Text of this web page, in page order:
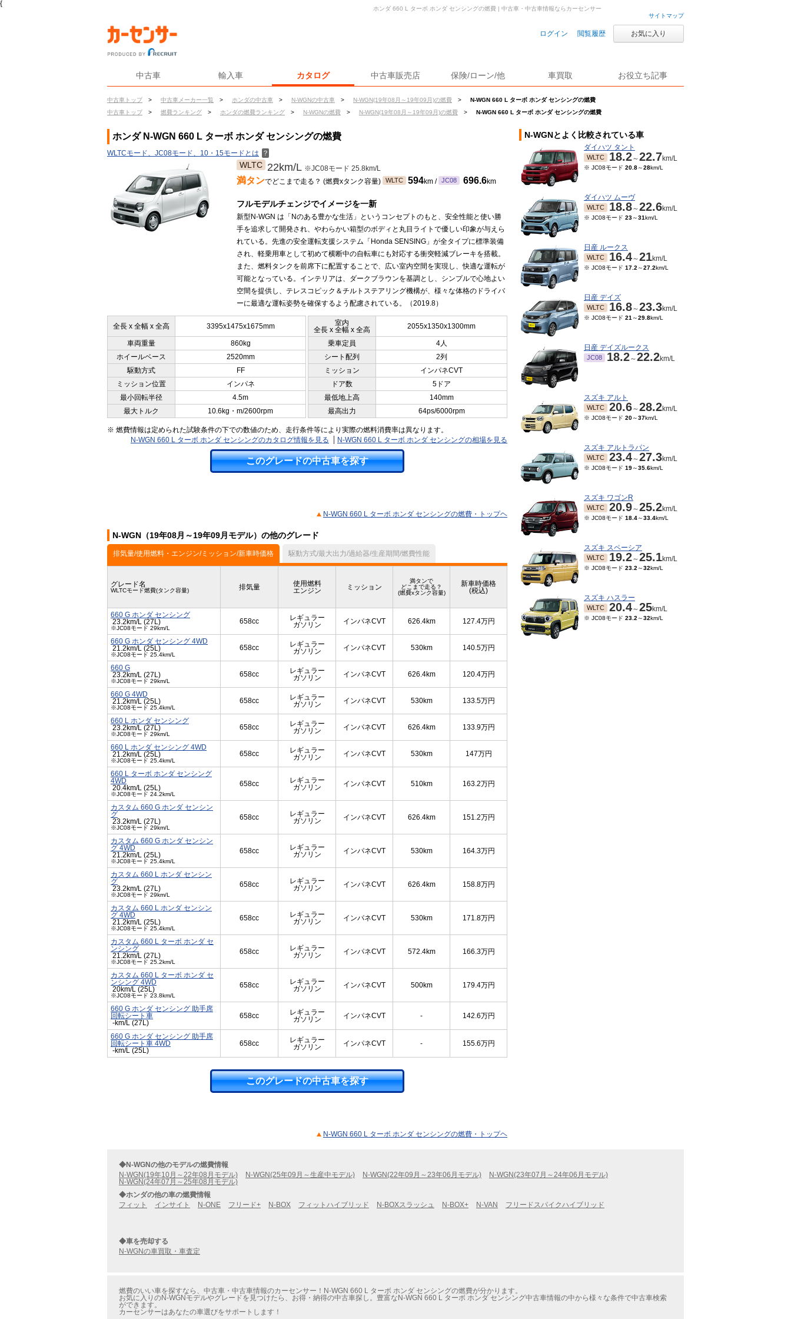
{
サイトマップ
ログイン 閲覧履歴 お気に入り
中古車 輸入車 カタログ 中古車販売店 保険/ローン/他 車買取 お役立ち記事
中古車トップ > 中古車メーカー一覧 > ホンダの中古車 > N-WGNの中古車 > N-WGN(19年08月～19年09月)の燃費 >
N-WGN 660 L ターボ ホンダ センシングの燃費
中古車トップ
> 燃費ランキング > ホンダの燃費ランキング > N-WGNの燃費 > N-WGN(19年08月～19年09月)の燃費 > N-WGN 660 L ターボ ホンダ センシングの燃費
ホンダ 660 L ターボ ホンダ センシングの燃費 | 中古車・中古車情報ならカーセンサー
ホンダ N-WGN 660 L ターボ ホンダ センシングの燃費
WLTCモード、JC08モード、10・15モードとは ？
WLTC 22km/L ※JC08モード 25.8km/L
満タンでどこまで走る？ (燃費xタンク容量) WLTC 594km / JC08 696.6km
フルモデルチェンジでイメージを一新
新型N-WGN は「Nのある豊かな生活」というコンセプトのもと、安全性能と使い勝
手を追求して開発され、やわらかい箱型のボディと丸目ライトで優しい印象が与えら
れている。先進の安全運転支援システム「Honda SENSING」が全タイプに標準装備
され、軽乗用車として初めて横断中の自転車にも対応する衝突軽減ブレーキを搭載。
また、燃料タンクを前席下に配置することで、広い室内空間を実現し、快適な運転が
可能となっている。インテリアは、ダークブラウンを基調とし、シンプルで心地よい
空間を提供し、テレスコピック＆チルトステアリング機構が、様々な体格のドライバ
ーに最適な運転姿勢を確保するよう配慮されている。（2019.8）
全長 x 全幅 x 全高 3395x1475x1675mm
室内
全長 x 全幅 x 全高
2055x1350x1300mm
車両重量 860kg 乗車定員
4人
ホイールベース
2520mm シート配列
2列
駆動方式
FF ミッション
インパネCVT
ミッション位置
インパネ ドア数
5ドア
最小回転半径
4.5m 最低地上高
140mm
最大トルク
10.6kg・m/2600rpm 最高出力 64ps/6000rpm
※ 燃費情報は定められた試験条件の下での数値のため、走行条件等により実際の燃料消費率は異なります。
N-WGN 660 L ターボ ホンダ センシングのカタログ情報を見る
N-WGN 660 L ターボ ホンダ センシングの相場を見る
このグレードの中古車を探す
N-WGN 660 L ターボ ホンダ センシングの燃費・トップヘ
N-WGN（19年08月～19年09月モデル）の他のグレード
排気量/使用燃料・エンジン/ミッション/新車時価格 駆動方式/最大出力/過給器/生産期間/燃費性能
グレード名
WLTCモード燃費(タンク容量) 排気量
使用燃料
エンジン
ミッション
満タンで
どこまで走る？
(燃費xタンク容量)
新車時価格
(税込)
660 G ホンダ センシング
23.2km/L (27L)
※JC08モード 29km/L
658cc
レギュラー
ガソリン
インパネCVT 626.4km 127.4万円
660 G ホンダ センシング 4WD
21.2km/L (25L)
※JC08モード 25.4km/L
658cc
レギュラー
ガソリン
インパネCVT 530km 140.5万円
660 G
23.2km/L (27L)
※JC08モード 29km/L
658cc
レギュラー
ガソリン
インパネCVT 626.4km 120.4万円
660 G 4WD
21.2km/L (25L)
※JC08モード 25.4km/L
658cc
レギュラー
ガソリン
インパネCVT 530km 133.5万円
660 L ホンダ センシング
23.2km/L (27L)
※JC08モード 29km/L
658cc
レギュラー
ガソリン
インパネCVT 626.4km 133.9万円
660 L ホンダ センシング 4WD
21.2km/L (25L)
※JC08モード 25.4km/L
658cc
レギュラー
ガソリン
インパネCVT 530km 147万円
660 L ターボ ホンダ センシング
4WD
20.4km/L (25L)
※JC08モード 24.2km/L
658cc
レギュラー
ガソリン
インパネCVT 510km 163.2万円
カスタム 660 G ホンダ センシン
グ
23.2km/L (27L)
※JC08モード 29km/L
658cc
レギュラー
ガソリン
インパネCVT 626.4km 151.2万円
カスタム 660 G ホンダ センシン
グ 4WD
21.2km/L (25L)
※JC08モード 25.4km/L
658cc
レギュラー
ガソリン
インパネCVT 530km 164.3万円
カスタム 660 L ホンダ センシン
グ
23.2km/L (27L)
※JC08モード 29km/L
658cc
レギュラー
ガソリン
インパネCVT 626.4km 158.8万円
カスタム 660 L ホンダ センシン
グ 4WD
21.2km/L (25L)
※JC08モード 25.4km/L
658cc
レギュラー
ガソリン
インパネCVT 530km 171.8万円
カスタム 660 L ターボ ホンダ セ
ンシング
21.2km/L (27L)
※JC08モード 25.2km/L
658cc
レギュラー
ガソリン
インパネCVT 572.4km 166.3万円
カスタム 660 L ターボ ホンダ セ
ンシング 4WD
20km/L (25L)
※JC08モード 23.8km/L
658cc
レギュラー
ガソリン
インパネCVT 500km 179.4万円
660 G ホンダ センシング 助手席
回転シート車
-km/L (27L)
658cc
レギュラー
ガソリン
インパネCVT - 142.6万円
660 G ホンダ センシング 助手席
回転シート車 4WD
-km/L (25L)
658cc
レギュラー
ガソリン
インパネCVT - 155.6万円
このグレードの中古車を探す
N-WGN 660 L ターボ ホンダ センシングの燃費・トップヘ
N-WGNとよく比較されている車
ダイハツ タント
WLTC 18.2～22.7km/L
※ JC08モード 20.8～28km/L
ダイハツ ムーヴ
WLTC 18.8～22.6km/L
※ JC08モード 23～31km/L
日産 ルークス
WLTC 16.4～21km/L
※ JC08モード 17.2 ～27.2km/L
日産 デイズ
WLTC 16.8～23.3km/L
※ JC08モード 21 ～29.8km/L
日産 デイズルークス
JC08 18.2～22.2km/L
スズキ アルト
WLTC 20.6～28.2km/L
※ JC08モード 20～37km/L
スズキ アルトラパン
WLTC 23.4～27.3km/L
※ JC08モード 19～35.6km/L
スズキ ワゴンR
WLTC 20.9～25.2km/L
※ JC08モード 18.4～33.4km/L
スズキ スペーシア
WLTC 19.2～25.1km/L
※ JC08モード 23.2 ～32km/L
スズキ ハスラー
WLTC 20.4～25km/L
※ JC08モード 23.2 ～32km/L
◆N-WGNの他のモデルの燃費情報
N-WGN(19年10月～22年08月モデル)
N-WGN(25年09月～生産中モデル) N-WGN(22年09月～23年06月モデル)
N-WGN(23年07月～24年06月モデル)
N-WGN(24年07月～25年08月モデル)
◆ホンダの他の車の燃費情報
フィット
インサイト N-ONE フリード+ N-BOX フィットハイブリッド N-BOXスラッシュ N-BOX+ N-VAN フリードスパイクハイブリッド
◆車を売却する
N-WGNの車買取・車査定
燃費のいい車を探すなら、中古車・中古車情報のカーセンサー！N-WGN 660 L ターボ ホンダ センシングの燃費が分かります。
お気に入りのN-WGNモデルやグレードを見つけたら、お得・納得の中古車探し。豊富なN-WGN 660 L ターボ ホンダ センシング中古車情報の中から様々な条件で中古車検索
ができます。
カーセンサーはあなたの車選びをサポートします！